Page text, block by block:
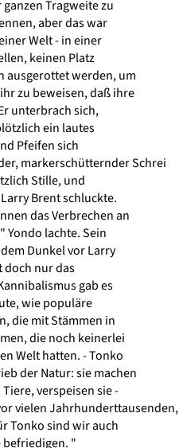
Tragweite zu
aber das war
Welt - in einer
keinen Platz
ausgerottet werden, um
zu beweisen, daß ihre
unterbrach sich,
ein lautes
Pfeifen sich
markerschütternder Schrei
Stille, und
Brent schluckte.
das Verbrechen an
Yondo lachte. Sein
Dunkel vor Larry
doch nur das
gab es
wie populäre
die mit Stämmen in
die noch keinerlei
Welt hatten. - Tonko
der Natur: sie machen
verspeisen sie -
vielen Jahrhunderttausenden,
Tonko sind wir auch
befriedigen. "